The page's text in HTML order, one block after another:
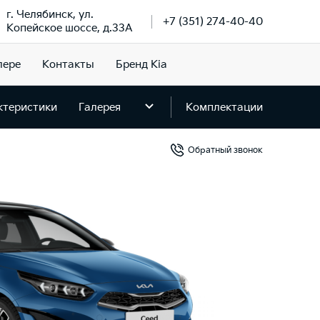
г. Челябинск, ул.
Копейское шоссе, д.33А
+7 (351) 274-40-40
Контакты Бренд Kia
Галерея Комплектации
Обратный звонок